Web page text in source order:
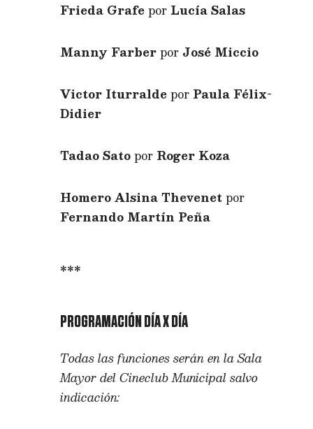
Frieda Grafepor Lucía Salas
Manny Farberpor José Miccio
Victor Iturraldepor Paula Félix-
Didier
Tadao Satopor Roger Koza
Homero Alsina Thevenetpor
Fernando Martín Peña
***
PROGRAMACIÓN DÍA X DÍA
Todas las funciones serán en la Sala
Mayor del Cineclub Municipal salvo
indicación: